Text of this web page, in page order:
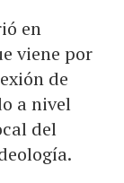
en
viene por
de
a nivel
del